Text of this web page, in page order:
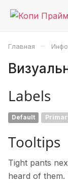
Главная –
Labels
Default
Tooltips
Tight pants
heard of